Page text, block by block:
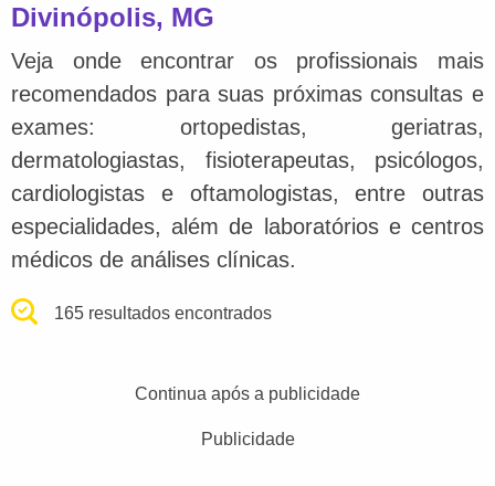
Divinópolis, MG
Veja onde encontrar os profissionais mais
recomendados para suas próximas consultas e
exames: ortopedistas, geriatras,
dermatologiastas, fisioterapeutas, psicólogos,
cardiologistas e oftamologistas, entre outras
especialidades, além de laboratórios e centros
médicos de análises clínicas.
165 resultados encontrados
Continua após a publicidade
Publicidade